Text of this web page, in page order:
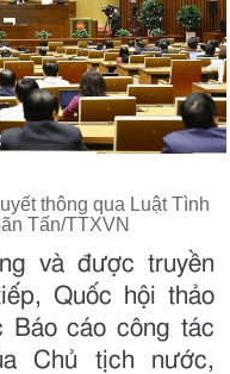
thông qua Luật Tình
Tấn/TTXVN
và được truyền
Quốc hội thảo
Báo cáo công tác
Chủ tịch nước,